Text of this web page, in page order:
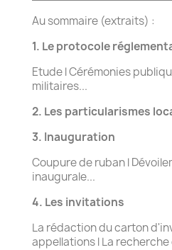
Au sommaire (extraits) :
1. Le protocole
Etude l Cérémonies
militaires...
2. Les particularismes
3. Inauguration
Coupure de ruban l
inaugurale...
4. Les invitations
La rédaction du carton
appellations l La recherche